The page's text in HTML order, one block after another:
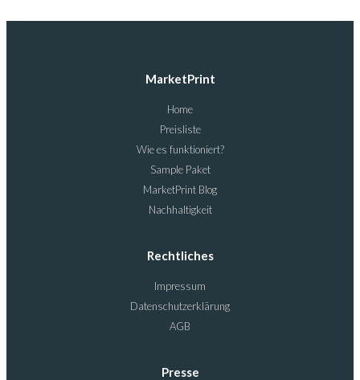
MarketPrint
Home
Preisliste
Wie es funktioniert?
Sample Paket
MarketPrint Blog
Nachhaltigkeit
Rechtliches
Impressum
Datenschutzerklärung
AGB
Presse